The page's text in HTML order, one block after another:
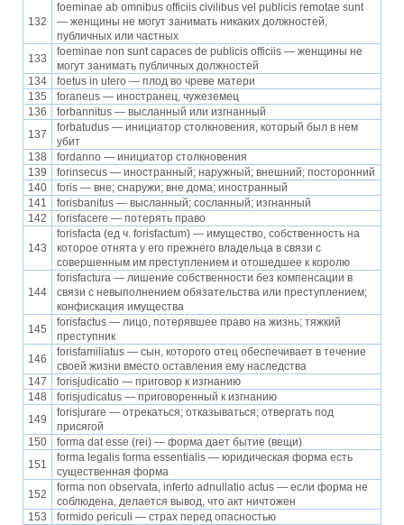
132
foeminae ab omnibus officiis civilibus vel publicis remotae sunt
— женщины не могут занимать никаких должностей,
публичных или частных
133
foeminae non sunt capaces de publicis officiis — женщины не
могут занимать публичных должностей
134
foetus in utero — плод во чреве матери
135
foraneus — иностранец, чужеземец
136
forbannitus — высланный или изгнанный
137
forbatudus — инициатор столкновения, который был в нем
убит
138
fordanno — инициатор столкновения
139
forinsecus — иностранный; наружный; внешний; посторонний
140
foris — вне; снаружи; вне дома; иностранный
141
forisbanitus — высланный; сосланный; изгнанный
142
forisfacere — потерять право
143
forisfacta (ед ч. forisfactum) — имущество, собственность на
которое отнята у его прежнего владельца в связи с
совершенным им преступлением и отошедшее к королю
144
forisfactura — лишение собственности без компенсации в
связи с невыполнением обязательства или преступлением;
конфискация имущества
145
forisfactus — лицо, потерявшее право на жизнь; тяжкий
преступник
146
forisfamiliatus — сын, которого отец обеспечивает в течение
своей жизни вместо оставления ему наследства
147
forisjudicatio — приговор к изгнанию
148
forisjudicatus — приговоренный к изгнанию
149
forisjurare — отрекаться; отказываться; отвергать под
присягой
150
forma dat esse (rei) — форма дает бытие (вещи)
151
forma legalis forma essentialis — юридическая форма есть
существенная форма
152
forma non observata, inferto adnullatio actus — если форма не
соблюдена, делается вывод, что акт ничтожен
153
formido periculi — страх перед опасностью